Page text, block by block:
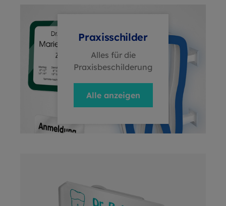
Praxisschilder
Alles für die
Praxisbeschilderung
Alle anzeigen